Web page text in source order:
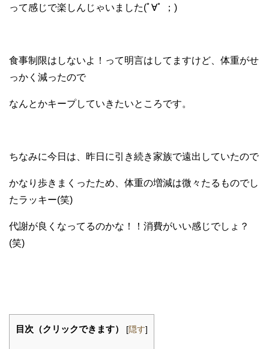
って感じで楽しんじゃいました(ﾟ∀ﾟ ；)
食事制限はしないよ！って明言はしてますけど、体重がせ
っかく減ったので
なんとかキープしていきたいところです。
ちなみに今日は、昨日に引き続き家族で遠出していたので
かなり歩きまくったため、体重の増減は微々たるものでし
たラッキー(笑)
代謝が良くなってるのかな！！消費がいい感じでしょ？
(笑)
目次（クリックできます） [隠す]